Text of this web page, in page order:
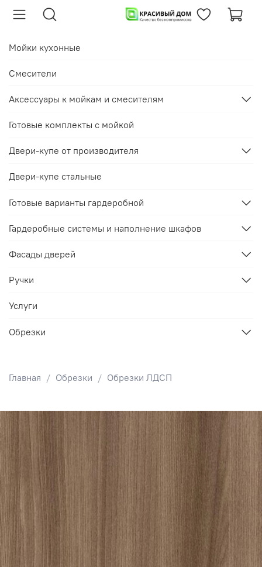
Главная Обрезки Обрезки ЛДСП
Мойки кухонные
Смесители
Аксессуары к мойкам и смесителям
Готовые комплекты с мойкой
Двери-купе от производителя
Двери-купе стальные
Готовые варианты гардеробной
Гардеробные системы и наполнение шкафов
Фасады дверей
Ручки
Услуги
Обрезки